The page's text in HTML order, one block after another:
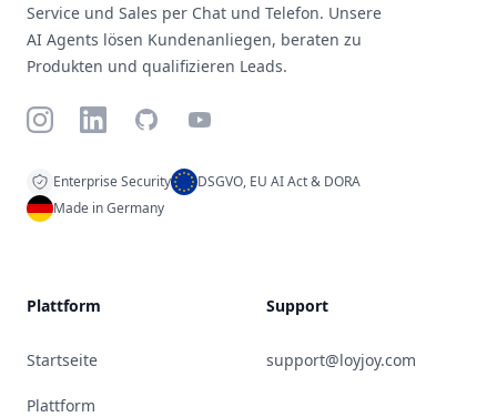
Service und Sales per Chat und Telefon. Unsere
AI Agents lösen Kundenanliegen, beraten zu
Produkten und qualifizieren Leads.
InstagramLinkedInGitHubYouTube
Enterprise Security
DSGVO, EU AI Act & DORA
Made in Germany
Plattform
Startseite
Plattform
Support
support@loyjoy.com